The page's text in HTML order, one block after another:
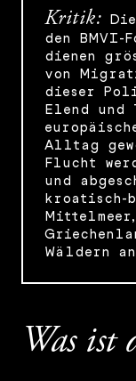
Kritik:
den BMVI-
dienen
von
dieser
Elend und
Alltag
Flucht
und
kroatisch-
Wäldern
Was ist